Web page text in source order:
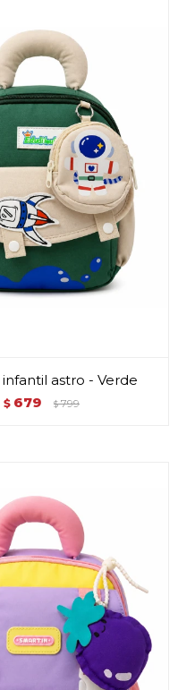
astro - Verde
$ 679 $ 799